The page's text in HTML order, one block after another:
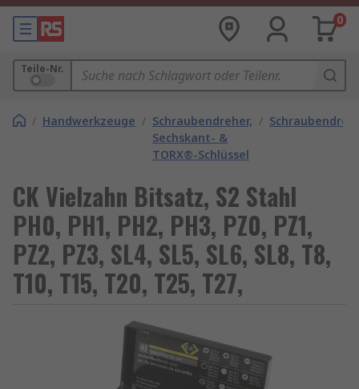
0
Teile-Nr.
/ Handwerkzeuge / Schraubendreher,
Sechskant- &
TORX®-Schlüssel
/
CK Vielzahn Bitsatz, S2 Stahl
PH0, PH1, PH2, PH3, PZ0, PZ1,
PZ2, PZ3, SL4, SL5, SL6, SL8, T8,
T10, T15, T20, T25, T27,